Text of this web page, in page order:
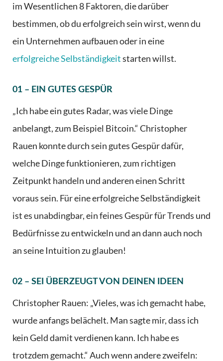
im Wesentlichen 8 Faktoren, die darüber
bestimmen, ob du erfolgreich sein wirst, wenn du
ein Unternehmen aufbauen oder in eine
erfolgreiche Selbständigkeitstarten willst.
01 – EIN GUTES GESPÜR
„Ich habe ein gutes Radar, was viele Dinge
anbelangt, zum Beispiel Bitcoin.“ Christopher
Rauen konnte durch sein gutes Gespür dafür,
welche Dinge funktionieren, zum richtigen
Zeitpunkt handeln und anderen einen Schritt
voraus sein. Für eine erfolgreiche Selbständigkeit
ist es unabdingbar, ein feines Gespür für Trends und
Bedürfnisse zu entwickeln und an dann auch noch
an seine Intuition zu glauben!
02 – SEI ÜBERZEUGT VON DEINEN IDEEN
Christopher Rauen: „Vieles, was ich gemacht habe,
wurde anfangs belächelt. Man sagte mir, dass ich
kein Geld damit verdienen kann. Ich habe es
trotzdem gemacht.“ Auch wenn andere zweifeln: